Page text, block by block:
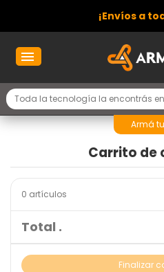
¡Envíos a
Armá
Carrito de
0 artículos
Total .
Finalizar